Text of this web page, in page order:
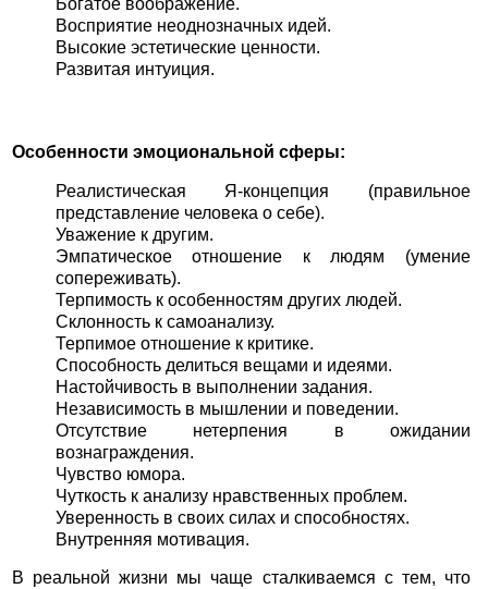
Богатое воображение.
Восприятие неоднозначных идей.
Высокие эстетические ценности.
Развитая интуиция.
Особенности эмоциональной сферы:
Реалистическая Я-концепция (правильное
представление человека о себе).
Уважение к другим.
Эмпатическое отношение к людям (умение
сопереживать).
Терпимость к особенностям других людей.
Склонность к самоанализу.
Терпимое отношение к критике.
Способность делиться вещами и идеями.
Настойчивость в выполнении задания.
Независимость в мышлении и поведении.
Отсутствие нетерпения в ожидании
вознаграждения.
Чувство юмора.
Чуткость к анализу нравственных проблем.
Уверенность в своих силах и способностях.
Внутренняя мотивация.
В реальной жизни мы чаще сталкиваемся с тем, что